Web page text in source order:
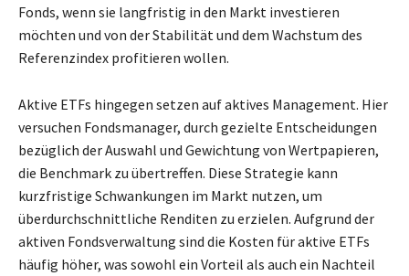
Fonds, wenn sie langfristig in den Markt investieren
möchten und von der Stabilität und dem Wachstum des
Referenzindex profitieren wollen.
Aktive ETFs hingegen setzen auf aktives Management. Hier
versuchen Fondsmanager, durch gezielte Entscheidungen
bezüglich der Auswahl und Gewichtung von Wertpapieren,
die Benchmark zu übertreffen. Diese Strategie kann
kurzfristige Schwankungen im Markt nutzen, um
überdurchschnittliche Renditen zu erzielen. Aufgrund der
aktiven Fondsverwaltung sind die Kosten für aktive ETFs
häufig höher, was sowohl ein Vorteil als auch ein Nachteil